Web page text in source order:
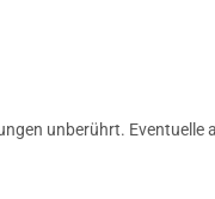
unberührt.